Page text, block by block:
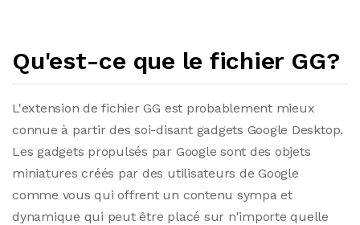
Qu'est-ce que le fichier GG?
L'extension de fichier GG est probablement mieux
connue à partir des soi-disant gadgets Google Desktop.
Les gadgets propulsés par Google sont des objets
miniatures créés par des utilisateurs de Google
comme vous qui offrent un contenu sympa et
dynamique qui peut être placé sur n'importe quelle